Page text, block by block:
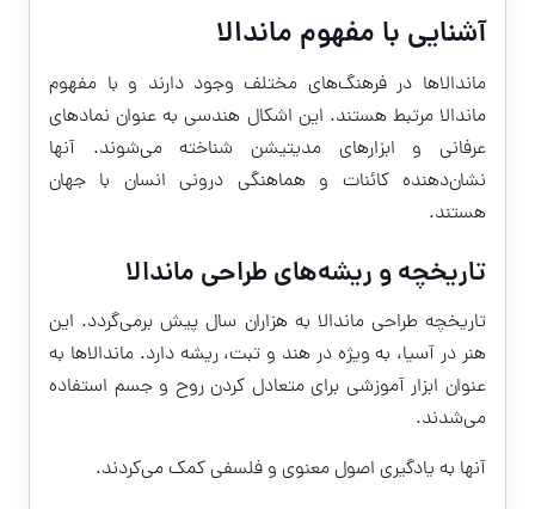
آشنایی با مفهوم ماندالا
ماندالاها در فرهنگ‌های مختلف وجود دارند و با مفهوم
ماندالا مرتبط هستند. این اشکال هندسی به عنوان نمادهای
عرفانی و ابزارهای مدیتیشن شناخته می‌شوند. آنها
نشان‌دهنده کائنات و هماهنگی درونی انسان با جهان
هستند.
تاریخچه و ریشه‌های طراحی ماندالا
تاریخچه طراحی ماندالا به هزاران سال پیش برمی‌گردد. این
هنر در آسیا، به ویژه در هند و تبت، ریشه دارد. ماندالاها به
عنوان ابزار آموزشی برای متعادل کردن روح و جسم استفاده
می‌شدند.
آنها به یادگیری اصول معنوی و فلسفی کمک می‌کردند.